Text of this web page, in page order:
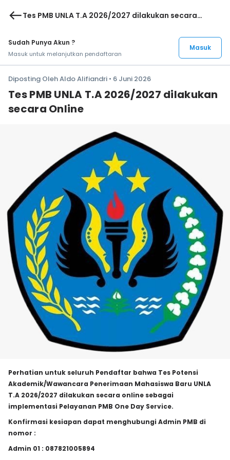
westTes PMB UNLA T.A 2026/2027 dilakukan secara
Sudah Punya Akun ?
Masuk untuk melanjutkan pendaftaran
Masuk
Diposting Oleh Aldo Alifiandri • 6 Juni 2026
Tes PMB UNLA T.A 2026/2027 dilakukan
secara Online
Perhatian untuk seluruh Pendaftar bahwa Tes Potensi
Akademik/Wawancara Penerimaan Mahasiswa Baru UNLA
T.A 2026/2027 dilakukan secara online sebagai
implementasi Pelayanan PMB One Day Service.
Konfirmasi kesiapan dapat menghubungi Admin PMB di
nomor :
Admin 01 : 087821005894